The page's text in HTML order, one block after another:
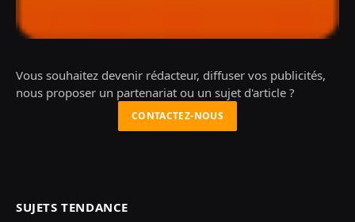
Vous souhaitez devenir rédacteur, diffuser vos publicités,
nous proposer un partenariat ou un sujet d'article ?
CONTACTEZ-NOUS
SUJETS TENDANCE